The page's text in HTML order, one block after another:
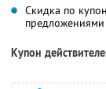
Скидка по
Купон